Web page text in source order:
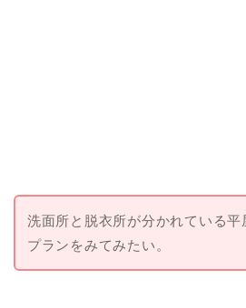
洗面所と脱衣所が分かれている平
プランをみてみたい。